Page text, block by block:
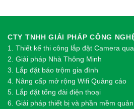
CTY TNHH GIẢI PHÁP CÔNG
1. Thiết kế thi công lắp đặt Camera
2. Giải pháp Nhà Thông Minh
3. Lắp đặt báo trộm gia đình
4. Nâng cấp mở rộng Wifi Quảng cáo
5. Lắp đặt tổng đài điện thoại
6. Giải pháp thiết bị và phần mềm